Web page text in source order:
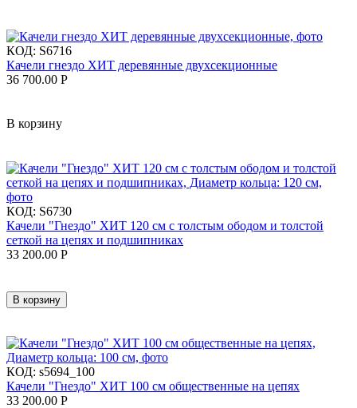
КОД: S6716
Качели гнездо ХИТ деревянные двухсекционные
36 700.00 Р
В корзину
КОД: S6730
Качели "Гнездо" ХИТ 120 см с толстым ободом и толстой
сеткой на цепях и подшипниках
33 200.00 Р
В корзину
КОД: s5694_100
Качели "Гнездо" ХИТ 100 см общественные на цепях
33 200.00 Р